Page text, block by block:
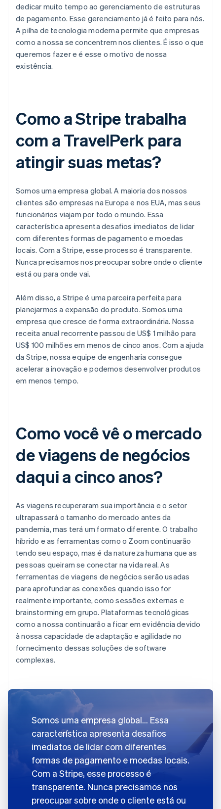
dedicar muito tempo ao gerenciamento de estruturas
de pagamento. Esse gerenciamento já é feito para nós.
A pilha de tecnologia moderna permite que empresas
como a nossa se concentrem nos clientes. É isso o que
queremos fazer e é esse o motivo de nossa
existência.
Como a Stripe trabalha
com a TravelPerk para
atingir suas metas?
Somos uma empresa global. A maioria dos nossos
clientes são empresas na Europa e nos EUA, mas seus
funcionários viajam por todo o mundo. Essa
característica apresenta desafios imediatos de lidar
com diferentes formas de pagamento e moedas
locais. Com a Stripe, esse processo é transparente.
Nunca precisamos nos preocupar sobre onde o cliente
está ou para onde vai.
Além disso, a Stripe é uma parceira perfeita para
planejarmos a expansão do produto. Somos uma
empresa que cresce de forma extraordinária. Nossa
receita anual recorrente passou de US$ 1 milhão para
US$ 100 milhões em menos de cinco anos. Com a ajuda
da Stripe, nossa equipe de engenharia consegue
acelerar a inovação e podemos desenvolver produtos
em menos tempo.
Como você vê o mercado
de viagens de negócios
daqui a cinco anos?
As viagens recuperaram sua importância e o setor
ultrapassará o tamanho do mercado antes da
pandemia, mas terá um formato diferente. O trabalho
híbrido e as ferramentas como o Zoom continuarão
tendo seu espaço, mas é da natureza humana que as
pessoas queiram se conectar na vida real. As
ferramentas de viagens de negócios serão usadas
para aprofundar as conexões quando isso for
realmente importante, como sessões externas e
brainstorming em grupo. Plataformas tecnológicas
como a nossa continuarão a ficar em evidência devido
à nossa capacidade de adaptação e agilidade no
fornecimento dessas soluções de software
complexas.
Somos uma empresa global… Essa
característica apresenta desafios
imediatos de lidar com diferentes
formas de pagamento e moedas locais.
Com a Stripe, esse processo é
transparente. Nunca precisamos nos
preocupar sobre onde o cliente está ou